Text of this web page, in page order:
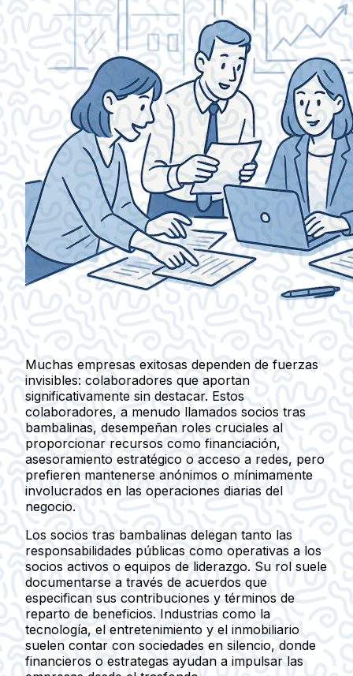
Muchas empresas exitosas dependen de fuerzas
invisibles: colaboradores que aportan
significativamente sin destacar. Estos
colaboradores, a menudo llamados socios tras
bambalinas, desempeñan roles cruciales al
proporcionar recursos como financiación,
asesoramiento estratégico o acceso a redes, pero
prefieren mantenerse anónimos o mínimamente
involucrados en las operaciones diarias del
negocio.
Los socios tras bambalinas delegan tanto las
responsabilidades públicas como operativas a los
socios activos o equipos de liderazgo. Su rol suele
documentarse a través de acuerdos que
especifican sus contribuciones y términos de
reparto de beneficios. Industrias como la
tecnología, el entretenimiento y el inmobiliario
suelen contar con sociedades en silencio, donde
financieros o estrategas ayudan a impulsar las